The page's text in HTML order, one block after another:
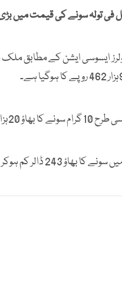
فی تولہ سونے کی قیمت میں
208 روپے ہوگیا ہے۔
ہوکر 4767 ڈالر فی اونس ہے۔